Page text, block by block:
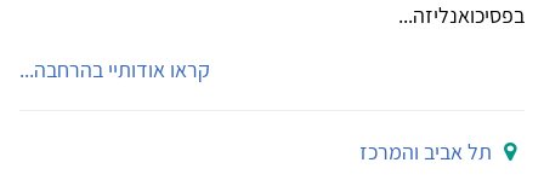
בפסיכואנליזה...
קראו אודותיי בהרחבה...
תל אביב והמרכז